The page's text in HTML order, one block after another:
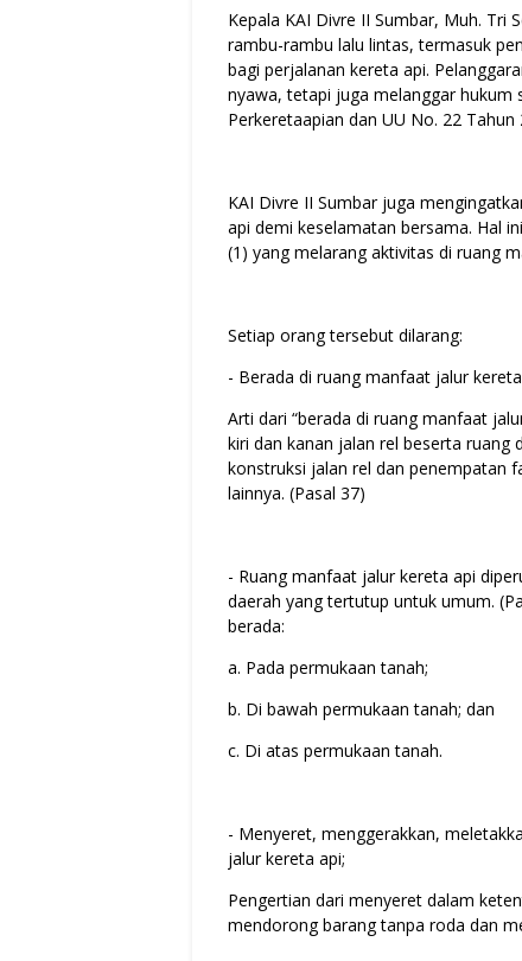
Kepala KAI Divre II Sumbar, Muh. Tri
rambu-rambu lalu lintas, termasuk
bagi perjalanan kereta api.
nyawa, tetapi juga melanggar hukum
Perkeretaapian dan UU No. 22
KAI Divre II Sumbar juga
api demi keselamatan bersama. Hal
(1) yang melarang aktivitas di ruang
Setiap orang tersebut dilarang:
- Berada di ruang manfaat jalur
Arti dari “berada di ruang manfaat
kiri dan kanan jalan rel beserta ruang
konstruksi jalan rel dan penempatan
lainnya. (Pasal 37)
- Ruang manfaat jalur kereta api
daerah yang tertutup untuk umum.
berada:
a. Pada permukaan tanah;
b. Di bawah permukaan tanah; dan
c. Di atas permukaan tanah.
- Menyeret, menggerakkan,
jalur kereta api;
Pengertian dari menyeret dalam
mendorong barang tanpa roda dan